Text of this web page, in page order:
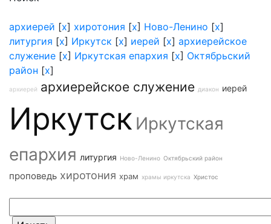
архиерей [x] хиротония [x] Ново-Ленино [x]
литургия [x] Иркутск [x] иерей [x] архиерейское
служение [x] Иркутская епархия [x] Октябрьский
район [x]
архиерей архиерейское служение диакон иерей
Иркутск Иркутская
епархия литургия Ново-Ленино Октябрьский район
проповедь хиротония храм храмы иркутска Христос